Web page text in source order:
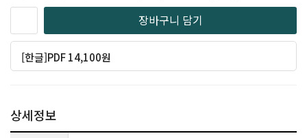
장바구니 담기
[한글]PDF 14,100원
상세정보